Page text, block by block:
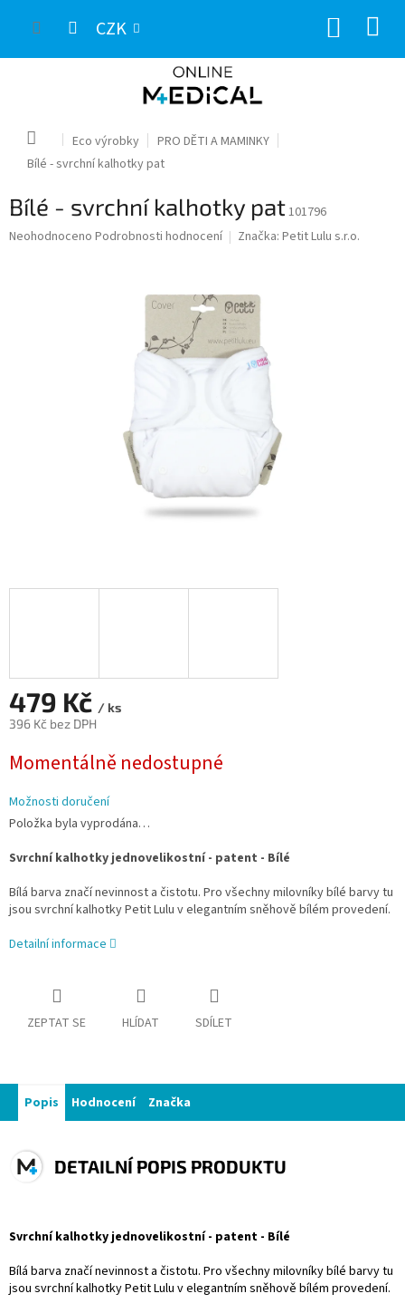
CZK
Domů Eco výrobky
PRO DĚTI A MAMINKY
Bílé - svrchní kalhotky pat
Bílé - svrchní kalhotky pat101796
Průměrné
Neohodnoceno Podrobnosti hodnocení Značka: Petit Lulu s.r.o.
479 Kč / ks
396 Kč bez DPH
cena:
Momentálně nedostupné
Možnosti doručení
Položka byla vyprodána…
Svrchní kalhotky jednovelikostní - patent - Bílé
Bílá barva značí nevinnost a čistotu. Pro všechny milovníky bílé barvy tu
jsou svrchní kalhotky Petit Lulu v elegantním sněhově bílém provedení.
Detailní informace
ZEPTAT SE HLÍDAT SDÍLET
Popis Hodnocení Značka
DETAILNÍ POPIS PRODUKTU
Svrchní kalhotky jednovelikostní - patent - Bílé
Bílá barva značí nevinnost a čistotu. Pro všechny milovníky bílé barvy tu
jsou svrchní kalhotky Petit Lulu v elegantním sněhově bílém provedení.